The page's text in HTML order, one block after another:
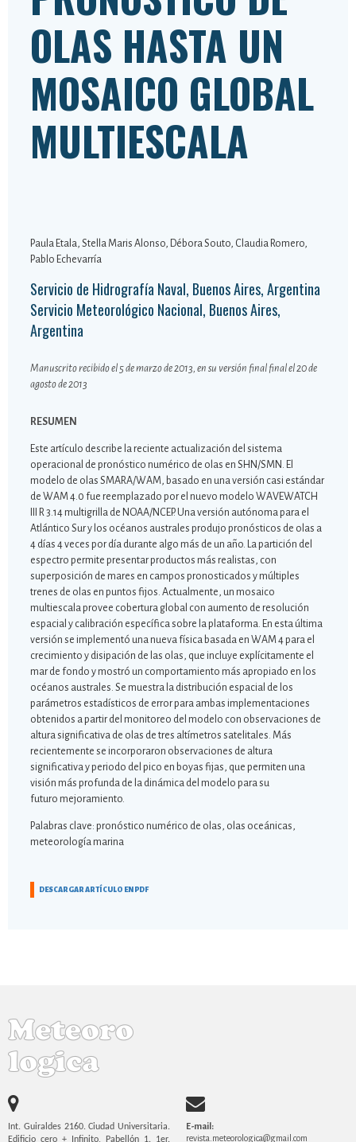
OLAS HASTA UN
MOSAICO GLOBAL
MULTIESCALA
Paula Etala, Stella Maris Alonso, Débora Souto, Claudia Romero,
Pablo Echevarría
Servicio de Hidrografía Naval, Buenos Aires, Argentina
Servicio Meteorológico Nacional, Buenos Aires,
Argentina
Manuscrito recibido el 5 de marzo de 2013, en su versión final final el 20 de
agosto de 2013
RESUMEN
Este artículo describe la reciente actualización del sistema
operacional de pronóstico numérico de olas en SHN/SMN. El
modelo de olas SMARA/WAM, basado en una versión casi estándar
de WAM 4.0 fue reemplazado por el nuevo modelo WAVEWATCH
III R 3.14 multigrilla de NOAA/NCEP. Una versión autónoma para el
Atlántico Sur y los océanos australes produjo pronósticos de olas a
4 días 4 veces por día durante algo más de un año. La partición del
espectro permite presentar productos más realistas, con
superposición de mares en campos pronosticados y múltiples
trenes de olas en puntos fijos. Actualmente, un mosaico
multiescala provee cobertura global con aumento de resolución
espacial y calibración específica sobre la plataforma. En esta última
versión se implementó una nueva física basada en WAM 4 para el
crecimiento y disipación de las olas, que incluye explícitamente el
mar de fondo y mostró un comportamiento más apropiado en los
océanos australes. Se muestra la distribución espacial de los
parámetros estadísticos de error para ambas implementaciones
obtenidos a partir del monitoreo del modelo con observaciones de
altura significativa de olas de tres altímetros satelitales. Más
recientemente se incorporaron observaciones de altura
significativa y periodo del pico en boyas fijas, que permiten una
visión más profunda de la dinámica del modelo para su
futuro mejoramiento.
Palabras clave: pronóstico numérico de olas, olas oceánicas,
meteorología marina
DESCARGAR ARTÍCULO EN PDF
Int. Guiraldes 2160. Ciudad Universitaria.
Edificio cero + Infinito, Pabellón 1. 1er.
E-mail:
revista.meteorologica@gmail.com